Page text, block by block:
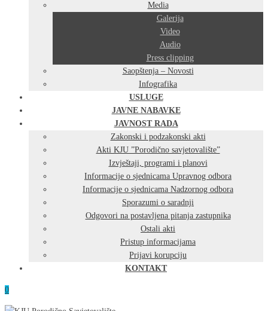
Media
Galerija
Video
Audio
Press clipping
Saopštenja – Novosti
Infografika
USLUGE
JAVNE NABAVKE
JAVNOST RADA
Zakonski i podzakonski akti
Akti KJU ”Porodično savjetovalište”
Izvještaji, programi i planovi
Informacije o sjednicama Upravnog odbora
Informacije o sjednicama Nadzornog odbora
Sporazumi o saradnji
Odgovori na postavljena pitanja zastupnika
Ostali akti
Pristup informacijama
Prijavi korupciju
KONTAKT
0